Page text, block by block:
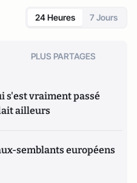
24 Heures 7 Jours
PLUS PARTAGES
s'est vraiment passé
ailleurs
semblants européens